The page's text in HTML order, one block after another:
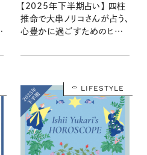
【2025年下半期占い】 四柱
推命で大串ノリコさんが占う、
心豊かに過ごすためのヒント
LIFESTYLE